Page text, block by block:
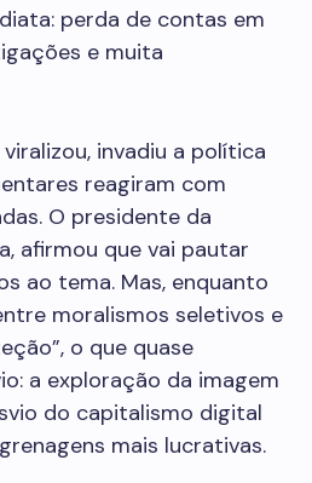
perda de contas em
e muita
invadiu a política
reagiram com
O presidente da
afirmou que vai pautar
ao tema. Mas, enquanto
moralismos seletivos e
o que quase
a exploração da imagem
do capitalismo digital
mais lucrativas.